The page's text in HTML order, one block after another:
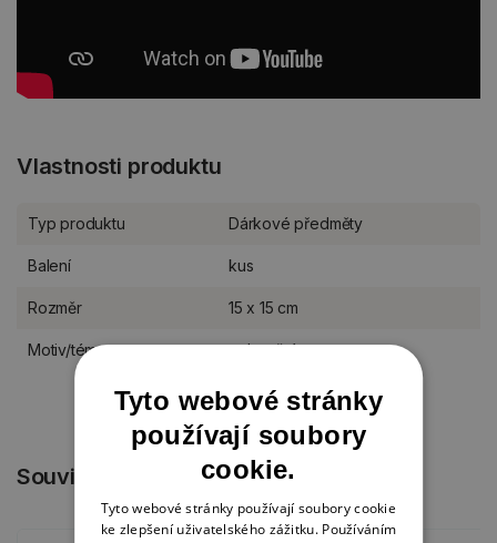
Vlastnosti produktu
Typ produktu Dárkové předměty
Balení kus
Rozměr 15 x 15 cm
Motiv/téma celoroční
Související produkty
Tyto webové stránky
používají soubory
cookie.
Tyto webové stránky používají soubory cookie
ke zlepšení uživatelského zážitku. Používáním